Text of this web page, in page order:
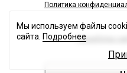
Политика
Разработка
Мы используем файлы
сайта. Подробнее